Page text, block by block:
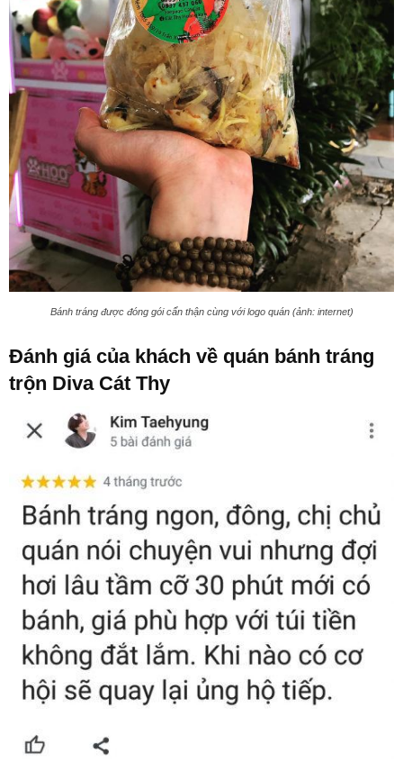
Bánh tráng được đóng gói cẩn thận cùng với logo quán (ảnh: internet)
Đánh giá của khách về quán bánh tráng
trộn Diva Cát Thy